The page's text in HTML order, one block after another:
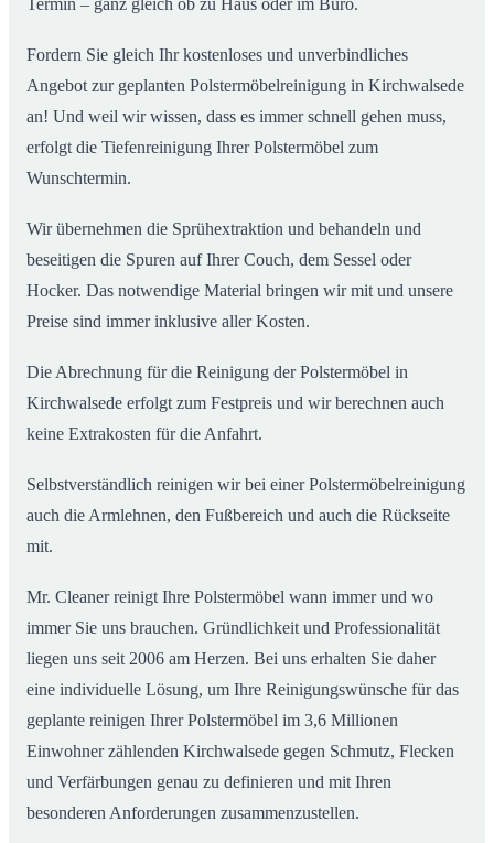
Termin – ganz gleich ob zu Haus oder im Büro.
Fordern Sie gleich Ihr kostenloses und unverbindliches
Angebot zur geplanten Polstermöbelreinigung in Kirchwalsede
an! Und weil wir wissen, dass es immer schnell gehen muss,
erfolgt die Tiefenreinigung Ihrer Polstermöbel zum
Wunschtermin.
Wir übernehmen die Sprühextraktion und behandeln und
beseitigen die Spuren auf Ihrer Couch, dem Sessel oder
Hocker. Das notwendige Material bringen wir mit und unsere
Preise sind immer inklusive aller Kosten.
Die Abrechnung für die Reinigung der Polstermöbel in
Kirchwalsede erfolgt zum Festpreis und wir berechnen auch
keine Extrakosten für die Anfahrt.
Selbstverständlich reinigen wir bei einer Polstermöbelreinigung
auch die Armlehnen, den Fußbereich und auch die Rückseite
mit.
Mr. Cleaner reinigt Ihre Polstermöbel wann immer und wo
immer Sie uns brauchen. Gründlichkeit und Professionalität
liegen uns seit 2006 am Herzen. Bei uns erhalten Sie daher
eine individuelle Lösung, um Ihre Reinigungswünsche für das
geplante reinigen Ihrer Polstermöbel im 3,6 Millionen
Einwohner zählenden Kirchwalsede gegen Schmutz, Flecken
und Verfärbungen genau zu definieren und mit Ihren
besonderen Anforderungen zusammenzustellen.